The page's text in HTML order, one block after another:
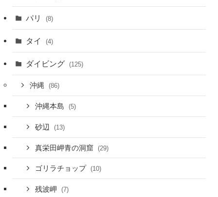
パリ (8)
タイ (4)
ダイビング (125)
沖縄 (86)
沖縄本島 (5)
砂辺 (13)
真栄田岬青の洞窟 (29)
ゴリラチョップ (10)
残波岬 (7)